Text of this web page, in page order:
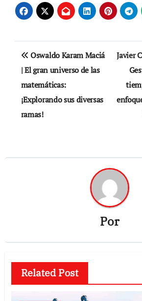
entradas
Navegación
de
entradas
Oswaldo Karam Maciá
| El gran universo de las
matemáticas:
¡Explorando sus diversas
ramas!
Javier
Por
Related Post